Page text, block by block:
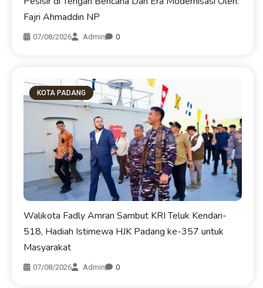
Fajri Ahmaddin NP
07/08/2026 Admin 0
KOTA PADANG
Walikota Fadly Amran Sambut KRI Teluk Kendari-
518, Hadiah Istimewa HJK Padang ke-357 untuk
Masyarakat
07/08/2026 Admin 0